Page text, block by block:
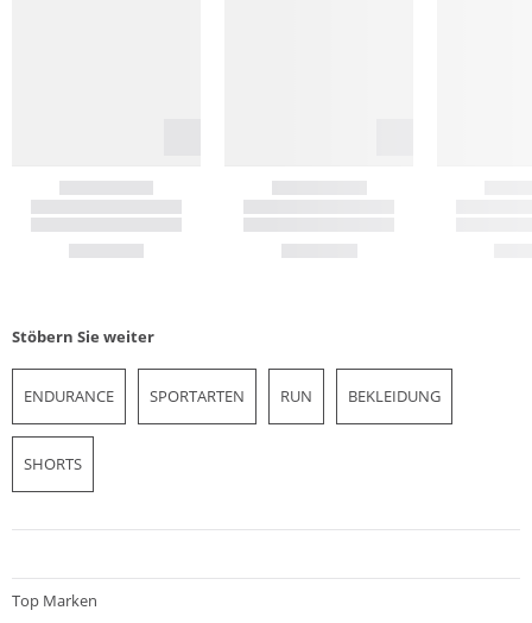
Stöbern Sie weiter
ENDURANCE SPORTARTEN RUN BEKLEIDUNG
SHORTS
Top Marken